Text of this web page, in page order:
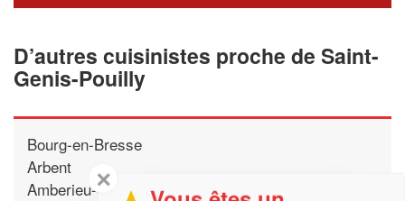
D’autres cuisinistes proche de Saint-
Genis-Pouilly
Bourg-en-Bresse
Arbent
Amberieu-en-Bugey
✕